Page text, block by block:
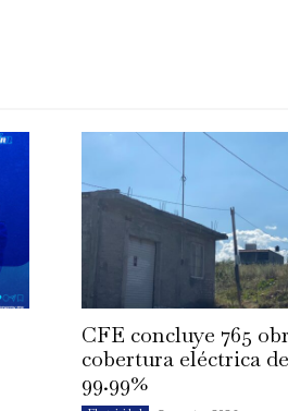
CFE concluye 765
cobertura eléctrica
99.99%